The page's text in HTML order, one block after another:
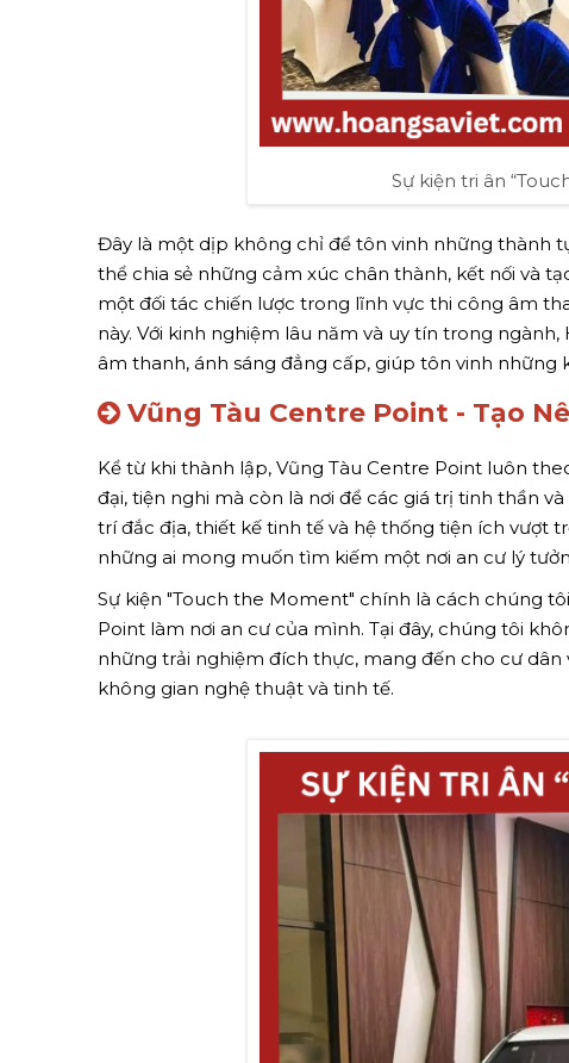
Sự kiện tri ân
Đây là một dịp không chỉ để tôn vinh những thành
thể chia sẻ những cảm xúc chân thành, kết nối và
một đối tác chiến lược trong lĩnh vực thi công âm
này. Với kinh nghiệm lâu năm và uy tín trong
âm thanh, ánh sáng đẳng cấp, giúp tôn vinh
Vũng Tàu Centre Point - Tạo
Kể từ khi thành lập, Vũng Tàu Centre Point luôn
đại, tiện nghi mà còn là nơi để các giá trị tinh thần
trí đắc địa, thiết kế tinh tế và hệ thống tiện ích vượt
những ai mong muốn tìm kiếm một nơi an cư lý
Sự kiện "Touch the Moment" chính là cách chúng
Point làm nơi an cư của mình. Tại đây, chúng tôi
những trải nghiệm đích thực, mang đến cho cư
không gian nghệ thuật và tinh tế.